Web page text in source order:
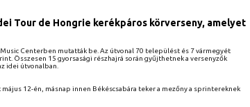
Tour de Hongrie kerékpáros körverseny, amelyet
Centerben mutatták be. Az útvonal 70 települést és 7 vármegyét
Összesen 15 gyorsasági részhajrá során gyűjthetnek a versenyzők
idei útvonalban.
12-én, másnap innen Békéscsabára teker a mezőny a sprintereknek